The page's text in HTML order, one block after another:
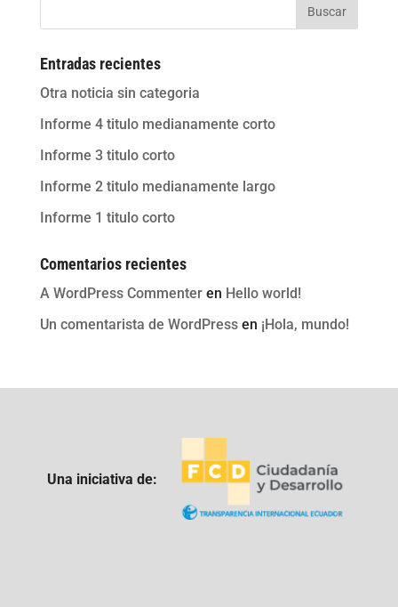
Buscar
Entradas recientes
Otra noticia sin categoria
Informe 4 titulo medianamente corto
Informe 3 titulo corto
Informe 2 titulo medianamente largo
Informe 1 titulo corto
Comentarios recientes
A WordPress Commenteren Hello world!
Un comentarista de WordPressen ¡Hola, mundo!
Una iniciativa de: